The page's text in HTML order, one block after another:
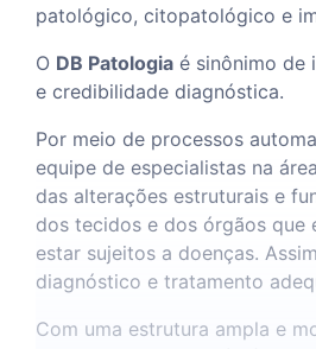
patológico, citopatológico e
O DB Patologia é sinônimo de
e credibilidade diagnóstica.
Por meio de processos
equipe de especialistas na
das alterações estruturais e
dos tecidos e dos órgãos que
estar sujeitos a doenças.
diagnóstico e tratamento
Com uma estrutura ampla e